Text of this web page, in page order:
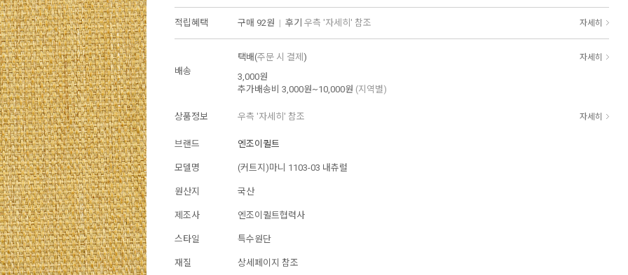
적립혜택 구매 92원 | 후기 우측 '자세히' 참조 자세히
배송
택배(주문 시 결제 ) 자세히
3,000원
추가배송비 3,000원~10,000원 (지역별)
상품정보 우측 '자세히' 참조 자세히
브랜드 엔조이퀼트
모델명 (커트지)마니 1103-03 내츄럴
원산지 국산
제조사 엔조이퀼트협력사
스타일 특수원단
재질 상세페이지 참조